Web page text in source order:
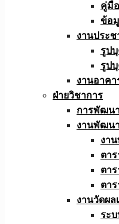
คู่มื
ข้อ
งานประ
รูป
รูป
งานอาค
ฝ่ายวิชาการ
การพัฒน
งานพัฒน
งา
ตาร
ตา
ตา
งานวัดผล
ระ